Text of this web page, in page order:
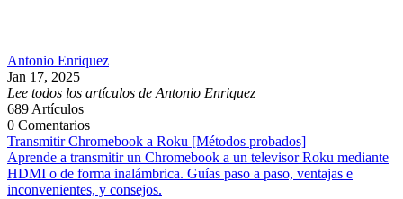
Antonio Enriquez
Jan 17, 2025
Lee todos los artículos de Antonio Enriquez
689Artículos
0 Comentarios
Transmitir Chromebook a Roku [Métodos probados]
Aprende a transmitir un Chromebook a un televisor Roku mediante
HDMI o de forma inalámbrica. Guías paso a paso, ventajas e
inconvenientes, y consejos.